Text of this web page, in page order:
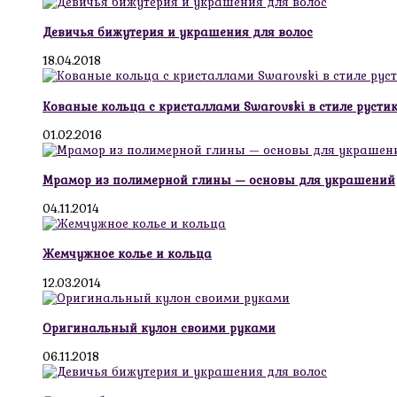
Девичья бижутерия и украшения для волос
18.04.2018
Кованые кольца с кристаллами Swarovski в стиле рустик
01.02.2016
Мрамор из полимерной глины — основы для украшений
04.11.2014
Жемчужное колье и кольца
12.03.2014
Оригинальный кулон своими руками
06.11.2018